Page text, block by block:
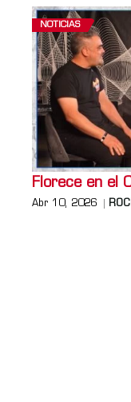
NOTICIAS
Florece en el
Abr 10, 2026